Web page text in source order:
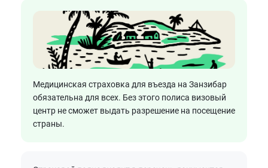
Медицинская страховка для въезда на Занзибар
обязательна для всех. Без этого полиса визовый
центр не сможет выдать разрешение на посещение
страны.